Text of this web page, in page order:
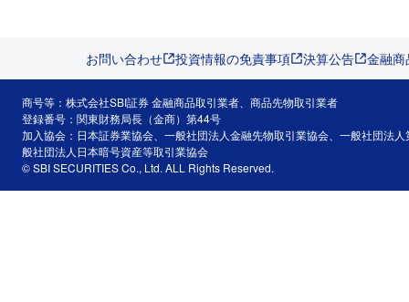
お問い合わせ 投資情報の免責事項 決算公告 金融
商号等：株式会社SBI証券 金融商品取引業者、商品先物取引業者
登録番号：関東財務局長（金商）第44号
加入協会：日本証券業協会、一般社団法人金融先物取引業協会、一般社団法
般社団法人日本暗号資産等取引業協会
© SBI SECURITIES Co., Ltd. ALL Rights Reserved.